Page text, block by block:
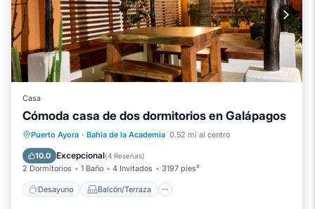
Casa
Cómoda casa de dos dormitorios en Galápagos
Puerto Ayora · Bahia de la Academia 0.52 mi al centro
10.0 Excepcional(4 Reseñas)
2 Dormitorios 1 Baño 4 Invitados 3197 pies²
Desayuno Balcón/Terraza
Desayuno Balcón/Terraza
Cocina
Aire acondicionado